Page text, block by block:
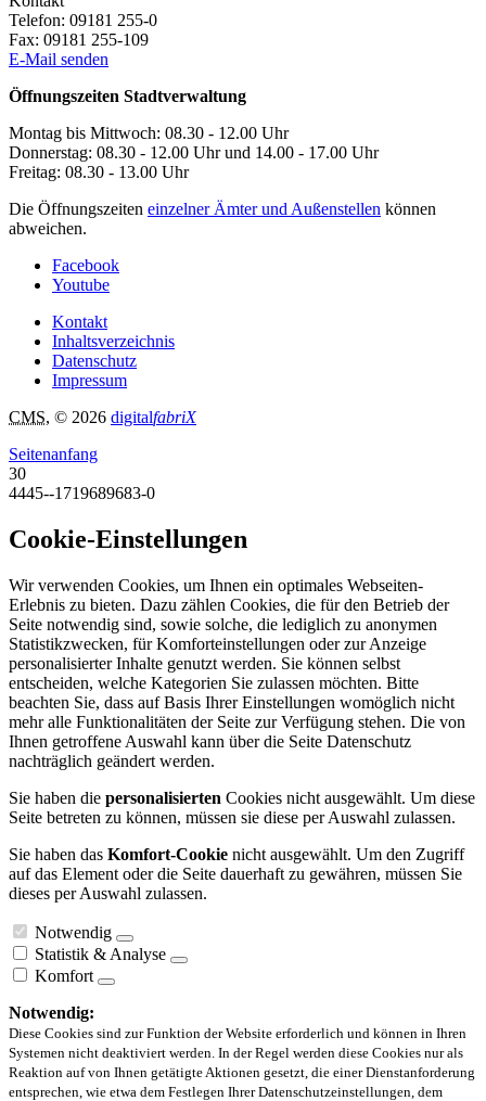
Telefon: 09181 255-0
Fax: 09181 255-109
E-Mail senden
Öffnungszeiten Stadtverwaltung
Montag bis Mittwoch: 08.30 - 12.00 Uhr
Donnerstag: 08.30 - 12.00 Uhr und 14.00 - 17.00 Uhr
Freitag: 08.30 - 13.00 Uhr
Die Öffnungszeiten einzelner Ämter und Außenstellen können
abweichen.
Facebook
Youtube
Kontakt
Inhaltsverzeichnis
Datenschutz
Impressum
CMS, © 2026 digitalfabriX
Seitenanfang
30
4445--1719689683-0
Cookie-Einstellungen
Wir verwenden Cookies, um Ihnen ein optimales Webseiten-
Erlebnis zu bieten. Dazu zählen Cookies, die für den Betrieb der
Seite notwendig sind, sowie solche, die lediglich zu anonymen
Statistikzwecken, für Komforteinstellungen oder zur Anzeige
personalisierter Inhalte genutzt werden. Sie können selbst
entscheiden, welche Kategorien Sie zulassen möchten. Bitte
beachten Sie, dass auf Basis Ihrer Einstellungen womöglich nicht
mehr alle Funktionalitäten der Seite zur Verfügung stehen. Die von
Ihnen getroffene Auswahl kann über die Seite Datenschutz
nachträglich geändert werden.
Sie haben die personalisierten Cookies nicht ausgewählt. Um diese
Seite betreten zu können, müssen sie diese per Auswahl zulassen.
Sie haben das Komfort-Cookie nicht ausgewählt. Um den Zugriff
auf das Element oder die Seite dauerhaft zu gewähren, müssen Sie
dieses per Auswahl zulassen.
Notwendig
Statistik & Analyse
Komfort
Notwendig:
Diese Cookies sind zur Funktion der Website erforderlich und können in Ihren
Systemen nicht deaktiviert werden. In der Regel werden diese Cookies nur als
Reaktion auf von Ihnen getätigte Aktionen gesetzt, die einer Dienstanforderung
entsprechen, wie etwa dem Festlegen Ihrer Datenschutzeinstellungen, dem